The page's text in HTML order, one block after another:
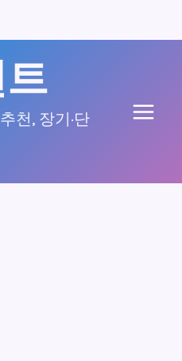
천, 장기·단